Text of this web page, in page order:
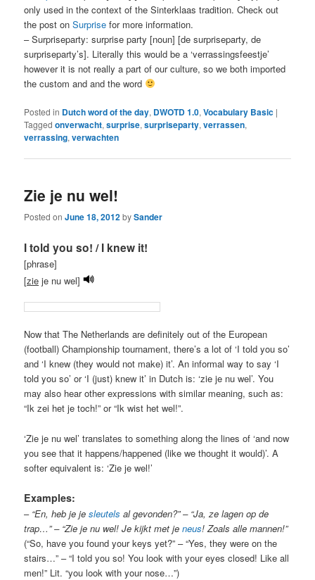
only used in the context of the Sinterklaas tradition. Check out
the post onSurprise for more information.
– Surpriseparty: surprise party [noun] [de surpriseparty, de
surpriseparty’s]. Literally this would be a ‘verrassingsfeestje’
however it is not really a part of our culture, so we both imported
the custom and and the word
Posted in Dutch word of the day, DWOTD 1.0,Vocabulary Basic |
Tagged onverwacht,surprise,surpriseparty,verrassen,
verrassing,verwachten
Zie je nu wel!
Posted onJune 18, 2012bySander
I told you so! / I knew it!
[phrase]
[zie je nu wel]
Now that The Netherlands are definitely out of the European
(football) Championship tournament, there’s a lot of ‘I told you so’
and ‘I knew (they would not make) it’. An informal way to say ‘I
told you so’ or ‘I (just) knew it’ in Dutch is: ‘zie je nu wel’. You
may also hear other expressions with similar meaning, such as:
“Ik zei het je toch!” or “Ik wist het wel!”.
‘Zie je nu wel’ translates to something along the lines of ‘and now
you see that it happens/happened (like we thought it would)’. A
softer equivalent is: ‘Zie je wel!’
Examples:
– “En, heb je jesleutels al gevonden?” – “Ja, ze lagen op de
trap…” – “Zie je nu wel! Je kijkt met jeneus! Zoals alle mannen!”
(“So, have you found your keys yet?” – “Yes, they were on the
stairs…” – “I told you so! You look with your eyes closed! Like all
men!” Lit. “you look with your nose…”)